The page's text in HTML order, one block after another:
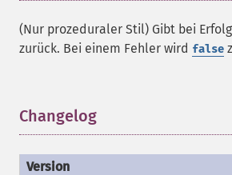
(Nur prozeduraler Stil) Gibt bei
zurück. Bei einem Fehler wird false
Changelog